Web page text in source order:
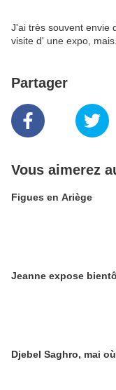
J'ai très souvent envie
visite d' une expo,
Partager
Vous aimerez
Figues en Ariège
Jeanne expose
Djebel Saghro, mai